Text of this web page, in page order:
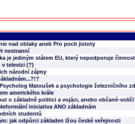
nad oblaky aneb Pro pocit jistoty
nestranní
je jediným státem EU, který nepodporuje
v televizi (?)
národní zájmy
Matoušek a psychologie železničního
amerického krále
o základně politici a vojáci, anebo občané-
iniciativa ANO základnám
studentů
jak odpůrci základen lžou české veřejnosti